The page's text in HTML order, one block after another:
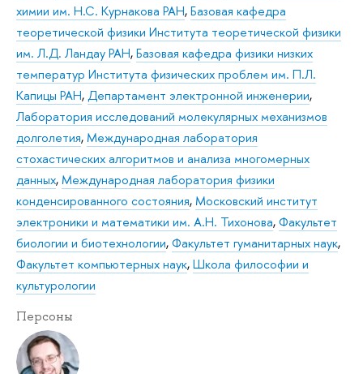
химии им. Н.С. Курнакова РАН,Базовая кафедра
теоретической физики Института теоретической физики
им. Л.Д. Ландау РАН,Базовая кафедра физики низких
температур Института физических проблем им. П.Л.
Капицы РАН,Департамент электронной инженерии,
Лаборатория исследований молекулярных механизмов
долголетия,Международная лаборатория
стохастических алгоритмов и анализа многомерных
данных,Международная лаборатория физики
конденсированного состояния,Московский институт
электроники и математики им. А.Н. Тихонова,Факультет
биологии и биотехнологии,Факультет гуманитарных наук,
Факультет компьютерных наук,Школа философии и
культурологии
Персоны